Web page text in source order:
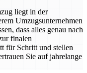
liegt in der
Umzugsunternehmen
dass alles genau nach
finalen
für Schritt und stellen
Sie auf jahrelange